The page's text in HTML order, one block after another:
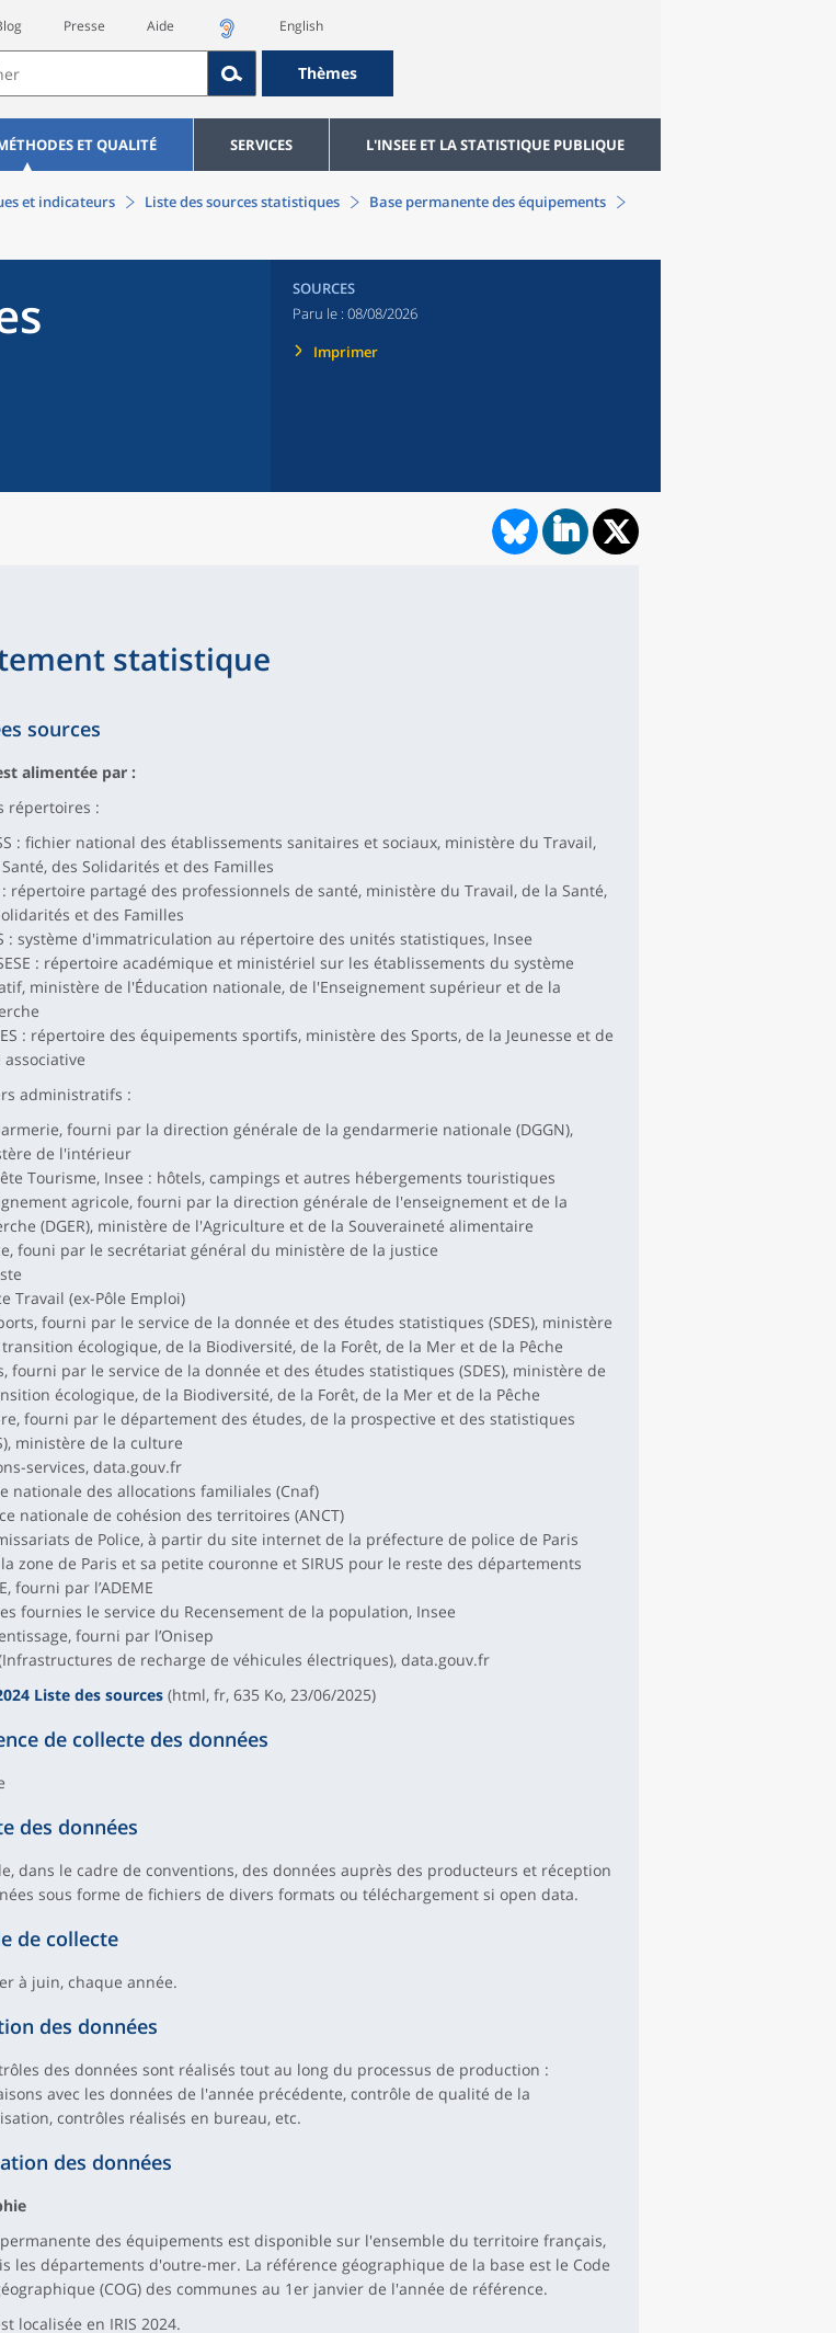
Presse Aide English
Thèmes
ET QUALITÉ SERVICES L'INSEE ET LA STATISTIQUE PUBLIQUE
et indicateurs Liste des sources statistiques Base permanente des équipements
SOURCES
Paru le : 08/08/2026
Imprimer
statistique
sources
alimentée par :
répertoires :
: fichier national des établissements sanitaires et sociaux, ministère du Travail,
des Solidarités et des Familles
: répertoire partagé des professionnels de santé, ministère du Travail, de la Santé,
et des Familles
: système d'immatriculation au répertoire des unités statistiques, Insee
: répertoire académique et ministériel sur les établissements du système
ministère de l'Éducation nationale, de l'Enseignement supérieur et de la
: répertoire des équipements sportifs, ministère des Sports, de la Jeunesse et de
associative
administratifs :
fourni par la direction générale de la gendarmerie nationale (DGGN),
de l'intérieur
Tourisme, Insee : hôtels, campings et autres hébergements touristiques
agricole, fourni par la direction générale de l'enseignement et de la
(DGER), ministère de l'Agriculture et de la Souveraineté alimentaire
founi par le secrétariat général du ministère de la justice
Travail (ex-Pôle Emploi)
fourni par le service de la donnée et des études statistiques (SDES), ministère
écologique, de la Biodiversité, de la Forêt, de la Mer et de la Pêche
fourni par le service de la donnée et des études statistiques (SDES), ministère de
écologique, de la Biodiversité, de la Forêt, de la Mer et de la Pêche
fourni par le département des études, de la prospective et des statistiques
ministère de la culture
services, data.gouv.fr
nationale des allocations familiales (Cnaf)
nationale de cohésion des territoires (ANCT)
de Police, à partir du site internet de la préfecture de police de Paris
zone de Paris et sa petite couronne et SIRUS pour le reste des départements
fourni par l’ADEME
fournies le service du Recensement de la population, Insee
fourni par l’Onisep
(Infrastructures de recharge de véhicules électriques), data.gouv.fr
Liste des sources(html, fr, 635 Ko, 23/06/2025)
de collecte des données
des données
dans le cadre de conventions, des données auprès des producteurs et réception
sous forme de fichiers de divers formats ou téléchargement si open data.
de collecte
à juin, chaque année.
des données
des données sont réalisés tout au long du processus de production :
avec les données de l'année précédente, contrôle de qualité de la
contrôles réalisés en bureau, etc.
des données
permanente des équipements est disponible sur l'ensemble du territoire français,
les départements d'outre-mer. La référence géographique de la base est le Code
(COG) des communes au 1er janvier de l'année de référence.
localisée en IRIS 2024.